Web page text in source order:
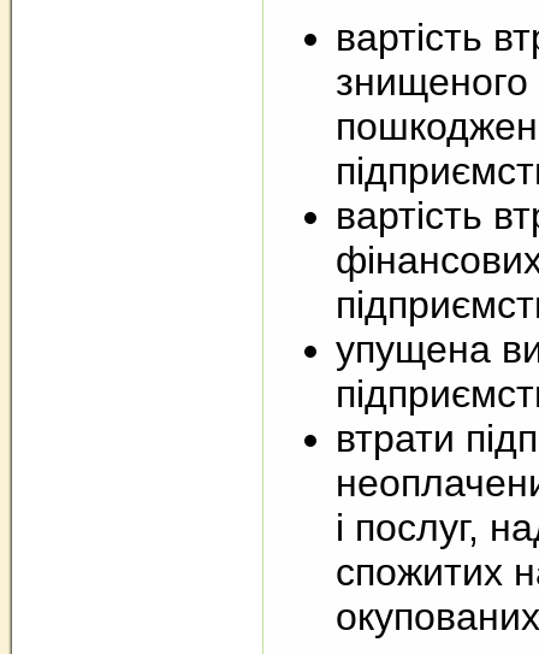
вартість
знищеного
вартість
упущена
втрати
і послуг,
спожитих